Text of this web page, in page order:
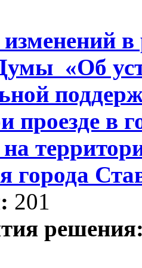
«Об
проезде в
на
города
201